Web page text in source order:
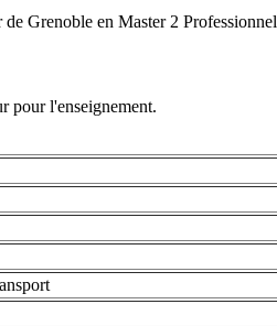
Grenoble en Master 2 Professionnel
pour l'enseignement.